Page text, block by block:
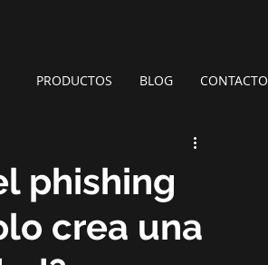
PRODUCTOS BLOG CONTACTO
phishing
crea una